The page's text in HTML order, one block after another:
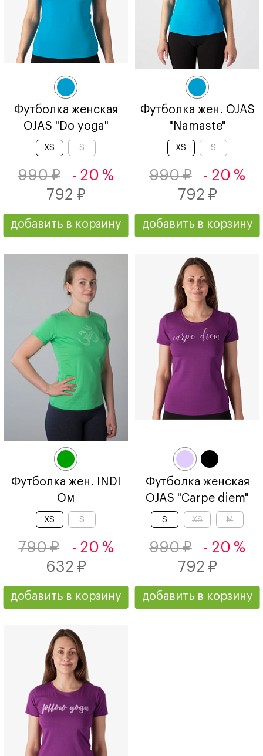
Футболка женская
OJAS "Do yoga"
990 ₽
- 20 %
792 ₽
XS S
добавить в корзину
Футболка жен. OJAS
"Namaste"
990 ₽
- 20 %
792 ₽
XS S
добавить в корзину
Футболка жен. INDI
Ом
790 ₽
- 20 %
632 ₽
XS S
добавить в корзину
Футболка женская
OJAS "Carpe diem"
990 ₽
- 20 %
792 ₽
S XS M
добавить в корзину